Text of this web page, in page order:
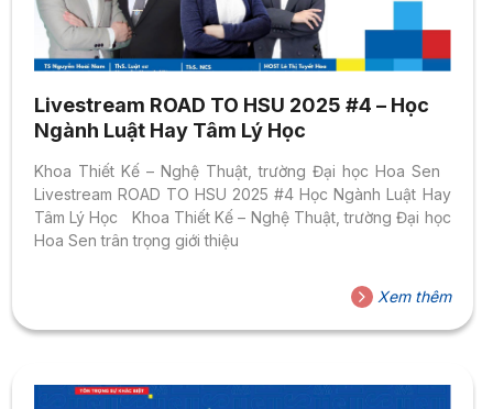
Livestream ROAD TO HSU 2025 #4 – Học
Ngành Luật Hay Tâm Lý Học
Khoa Thiết Kế – Nghệ Thuật, trường Đại học Hoa Sen
Livestream ROAD TO HSU 2025 #4 Học Ngành Luật Hay
Tâm Lý Học Khoa Thiết Kế – Nghệ Thuật, trường Đại học
Hoa Sen trân trọng giới thiệu
Xem thêm